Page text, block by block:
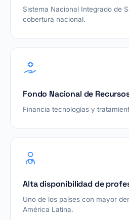
Sistema Nacional Integrado de
cobertura nacional.
Fondo Nacional de
Financia tecnologías y
Alta disponibilidad de
Uno de los países con mayor
América Latina.